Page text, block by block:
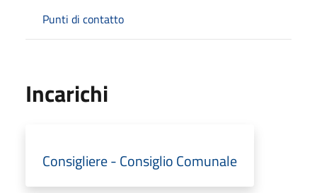
Punti di contatto
Incarichi
Consigliere - Consiglio Comunale